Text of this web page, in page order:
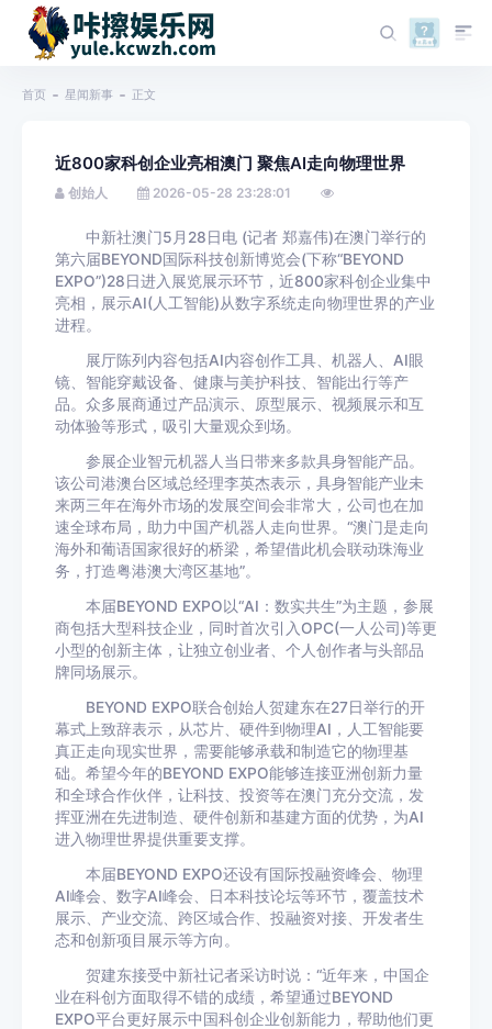
首页 星闻新事 正文
近800家科创企业亮相澳门 聚焦AI走向物理世界
创始人 2026-05-28 23:28:01
中新社澳门5月28日电 (记者 郑嘉伟)在澳门举行的
第六届BEYOND国际科技创新博览会(下称“BEYOND
EXPO”)28日进入展览展示环节，近800家科创企业集中
亮相，展示AI(人工智能)从数字系统走向物理世界的产业
进程。
展厅陈列内容包括AI内容创作工具、机器人、AI眼
镜、智能穿戴设备、健康与美护科技、智能出行等产
品。众多展商通过产品演示、原型展示、视频展示和互
动体验等形式，吸引大量观众到场。
参展企业智元机器人当日带来多款具身智能产品。
该公司港澳台区域总经理李英杰表示，具身智能产业未
来两三年在海外市场的发展空间会非常大，公司也在加
速全球布局，助力中国产机器人走向世界。“澳门是走向
海外和葡语国家很好的桥梁，希望借此机会联动珠海业
务，打造粤港澳大湾区基地”。
本届BEYOND EXPO以“AI：数实共生”为主题，参展
商包括大型科技企业，同时首次引入OPC(一人公司)等更
小型的创新主体，让独立创业者、个人创作者与头部品
牌同场展示。
BEYOND EXPO联合创始人贺建东在27日举行的开
幕式上致辞表示，从芯片、硬件到物理AI，人工智能要
真正走向现实世界，需要能够承载和制造它的物理基
础。希望今年的BEYOND EXPO能够连接亚洲创新力量
和全球合作伙伴，让科技、投资等在澳门充分交流，发
挥亚洲在先进制造、硬件创新和基建方面的优势，为AI
进入物理世界提供重要支撑。
本届BEYOND EXPO还设有国际投融资峰会、物理
AI峰会、数字AI峰会、日本科技论坛等环节，覆盖技术
展示、产业交流、跨区域合作、投融资对接、开发者生
态和创新项目展示等方向。
贺建东接受中新社记者采访时说：“近年来，中国企
业在科创方面取得不错的成绩，希望通过BEYOND
EXPO平台更好展示中国科创企业创新能力，帮助他们更